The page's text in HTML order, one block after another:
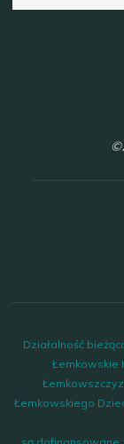
Działalność
Łemkowskie
Łemkowskiego